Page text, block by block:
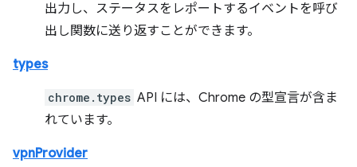
出力し、ステータスをレポートするイベントを呼び
出し関数に送り返すことができます。
types
chrome.types API には、Chrome の型宣言が含ま
れています。
vpnProvider